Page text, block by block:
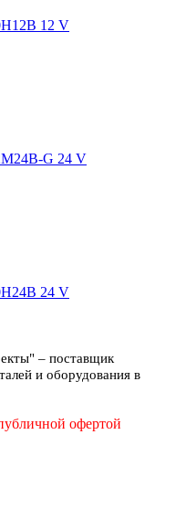
12 V
G 24 V
24 V
– поставщик
и оборудования в
офертой